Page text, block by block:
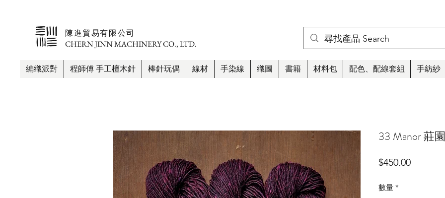
​陳進貿易有限公司
CHERN JINN MACHINERY CO., LTD.
編織派對 程師傅 手工檀木針 棒針玩偶 線材 手染線 織圖 書籍 材料包 配色、配線套組 手紡紗
33 Manor 莊園
$450.00價
數量 *